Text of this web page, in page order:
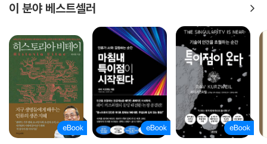
한 사람의 삶을 통해 만나는 현대 기상학·기후학의 궤적
그리고 날씨를 알아가는 즐거움
날씨는 인류 역사 이래 언제나 중요한 화두였지만, 20세기 초중반 두 차례
의 세계대전을 거치며 그 중요성은 한층 더 부각되었다. 전쟁은 역설적이
게도 기상 관측과 예측의 비약적인 발전을 촉발했고 이는 오늘날 기상학과
기후학의 토대를 이루었다.
자가디시 슈클라는 20세기 후반부터 21세기에 이르는 기상학과 기후학의
이 분야 베스트셀러